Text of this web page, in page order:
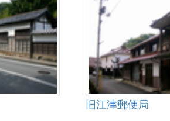
旧江津郵便局